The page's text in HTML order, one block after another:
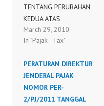
TENTANG PERUBAHAN
KEDUA ATAS
PERATURAN DIREKTUR
JENDERAL PAJAK
146/PJ/2006 TENTANG
BENTUK, ISI DAN TATA
CARA PENYAMPAIAN
SURAT
March 29, 2010
In "Pajak - Tax"
PERATURAN DIREKTUR
JENDERAL PAJAK
NOMOR PER-
2/PJ/2011 TANGGAL